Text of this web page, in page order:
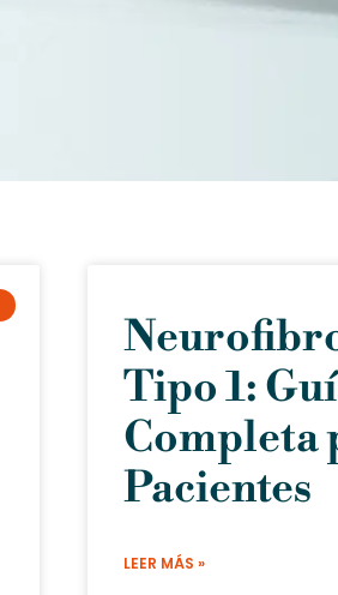
Tipo 1:
Completa
Pacientes
LEER MÁS »